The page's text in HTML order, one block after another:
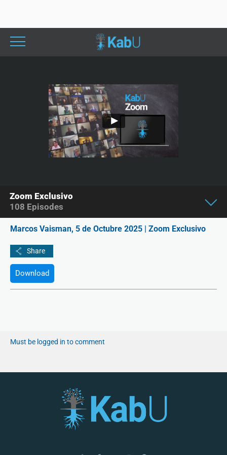
Marcos Vaisman, 5 de Octubre 2025 | Zoom Exclusivo
Download
Must be logged in to comment
Zoom Exclusivo
108 Episodes